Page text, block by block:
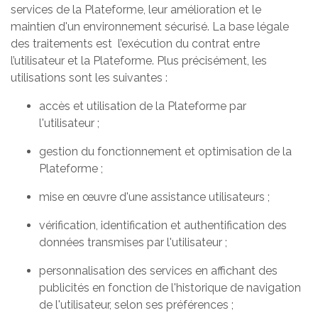
services de la Plateforme, leur amélioration et le
maintien d'un environnement sécurisé. La base légale
des traitements est l’exécution du contrat entre
l’utilisateur et la Plateforme. Plus précisément, les
utilisations sont les suivantes :
accès et utilisation de la Plateforme par
l'utilisateur ;
gestion du fonctionnement et optimisation de la
Plateforme ;
mise en œuvre d'une assistance utilisateurs ;
vérification, identification et authentification des
données transmises par l'utilisateur ;
personnalisation des services en affichant des
publicités en fonction de l'historique de navigation
de l'utilisateur, selon ses préférences ;